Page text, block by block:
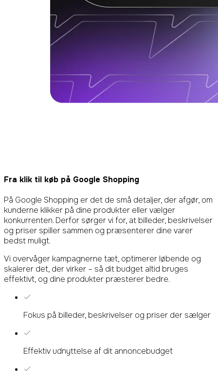
Fra klik til køb på Google Shopping
På Google Shopping er det de små detaljer, der afgør, om
kunderne klikker på dine produkter eller vælger
konkurrenten. Derfor sørger vi for, at billeder, beskrivelser
og priser spiller sammen og præsenterer dine varer
bedst muligt.
Vi overvåger kampagnerne tæt, optimerer løbende og
skalerer det, der virker – så dit budget altid bruges
effektivt, og dine produkter præsterer bedre.
Fokus på billeder, beskrivelser og priser der sælger
Effektiv udnyttelse af dit annoncebudget